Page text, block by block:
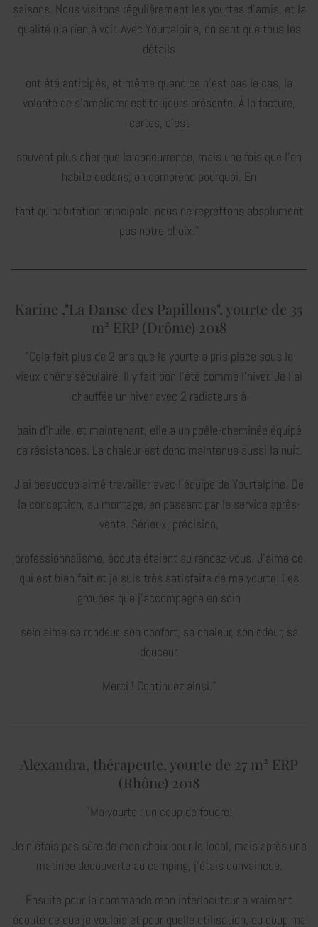
saisons. Nous visitons régulièrement les yourtes d’amis, et la
qualité n’a rien à voir. Avec Yourtalpine, on sent que tous les
détails
ont été anticipés, et même quand ce n’est pas le cas, la
volonté de s’améliorer est toujours présente. À la facture,
certes, c'est
souvent plus cher que la concurrence, mais une fois que l’on
habite dedans, on comprend pourquoi. En
tant qu’habitation principale, nous ne regrettons absolument
pas notre choix."
Karine ,"La Danse des Papillons", yourte de 35
m² ERP (Drôme) 2018
"Cela fait plus de 2 ans que la yourte a pris place sous le
vieux chêne séculaire. Il y fait bon l’été comme l’hiver. Je l’ai
chauffée un hiver avec 2 radiateurs à
bain d’huile, et maintenant, elle a un poêle-cheminée équipé
de résistances. La chaleur est donc maintenue aussi la nuit.
J’ai beaucoup aimé travailler avec l’équipe de Yourtalpine. De
la conception, au montage, en passant par le service après-
vente. Sérieux, précision,
professionnalisme, écoute étaient au rendez-vous. J’aime ce
qui est bien fait et je suis très satisfaite de ma yourte. Les
groupes que j’accompagne en soin
sein aime sa rondeur, son confort, sa chaleur, son odeur, sa
douceur.
Merci ! Continuez ainsi."
Alexandra, thérapeute, yourte de 27 m² ERP
(Rhône) 2018
"Ma yourte : un coup de foudre.
Je n’étais pas sûre de mon choix pour le local, mais après une
matinée découverte au camping, j'étais convaincue.
Ensuite pour la commande mon interlocuteur a vraiment
écouté ce que je voulais et pour quelle utilisation, du coup ma